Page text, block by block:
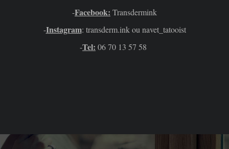
-Facebook: Transdermink
-Instagram: transderm.ink ou navet_tatooist
-Tel: 06 70 13 57 58